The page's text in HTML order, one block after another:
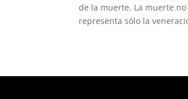
de la muerte. La muerte
representa sólo la